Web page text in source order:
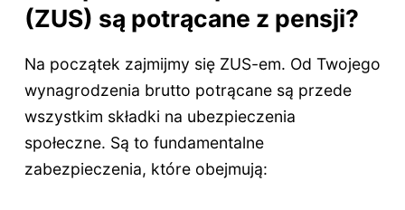
(ZUS) są potrącane z pensji?
Na początek zajmijmy się ZUS-em. Od Twojego
wynagrodzenia brutto potrącane są przede
wszystkim składki na ubezpieczenia
społeczne. Są to fundamentalne
zabezpieczenia, które obejmują: